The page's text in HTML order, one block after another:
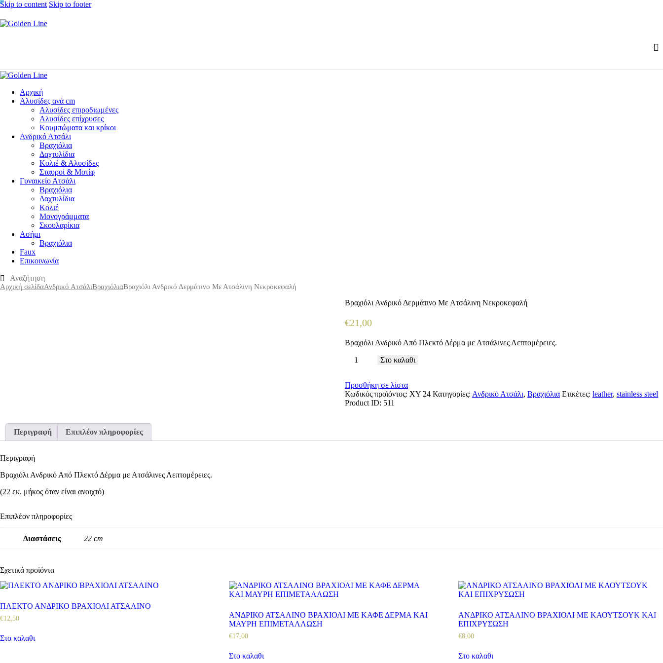
Skip to content Skip to footer
Αρχική
Αλυσίδες ανά cm
Αλυσίδες επιροδιωμένες
Αλυσίδες επίχρυσες
Κουμπώματα και κρίκοι
Ανδρικό Ατσάλι
Βραχιόλια
Δαχτυλίδια
Κολιέ & Αλυσίδες
Σταυροί & Μοτίφ
Γυναικείο Ατσάλι
Βραχιόλια
Δαχτυλίδια
Κολιέ
Μονογράμματα
Σκουλαρίκια
Ασήμι
Βραχιόλια
Faux
Επικοινωνία
Αρχική σελίδαΑνδρικό ΑτσάλιΒραχιόλιαΒραχιόλι Ανδρικό Δερμάτινο Με Ατσάλινη Νεκροκεφαλή
Βραχιόλι Ανδρικό Δερμάτινο Με Ατσάλινη Νεκροκεφαλή
€21 ,00
Βραχιόλι Ανδρικό Από Πλεκτό Δέρμα με Ατσάλινες Λεπτομέρειες.
Βραχιόλι
Με
Ατσάλινη
Νεκροκεφαλή
Στο καλαθι
Προσθήκη σε λίστα
Κωδικός προϊόντος: XY 24 Κατηγορίες: Ανδρικό Ατσάλι, Βραχιόλια Ετικέτες: leather, stainless steel
Product ID: 511
Περιγραφή Επιπλέον πληροφορίες
Περιγραφή
Βραχιόλι Ανδρικό Από Πλεκτό Δέρμα με Ατσάλινες Λεπτομέρειες.
(22 εκ. μήκος όταν είναι ανοιχτό)
Επιπλέον πληροφορίες
Διαστάσεις 22 cm
Σχετικά προϊόντα
ΠΛΕΚΤΟ ΑΝΔΡΙΚΟ ΒΡΑΧΙΟΛΙ ΑΤΣΑΛΙΝΟ
€12,50
Στο καλαθι
ΑΝΔΡΙΚΟ ΑΤΣΑΛΙΝΟ ΒΡΑΧΙΟΛΙ ΜΕ ΚΑΦΕ ΔΕΡΜΑ ΚΑΙ
ΜΑΥΡΗ ΕΠΙΜΕΤΑΛΛΩΣΗ
€17,00
Στο καλαθι
ΑΝΔΡΙΚΟ ΑΤΣΑΛΙΝΟ ΒΡΑΧΙΟΛΙ ΜΕ ΚΑΟΥΤΣΟΥΚ ΚΑΙ
ΕΠΙΧΡΥΣΩΣΗ
€8,00
Στο καλαθι